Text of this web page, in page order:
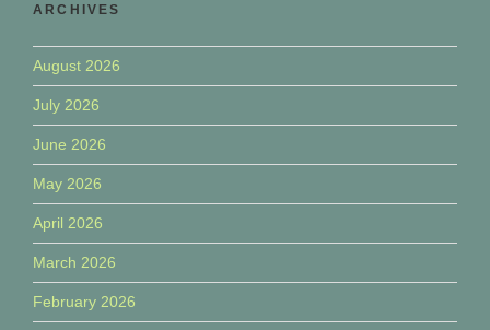
ARCHIVES
August 2026
July 2026
June 2026
May 2026
April 2026
March 2026
February 2026